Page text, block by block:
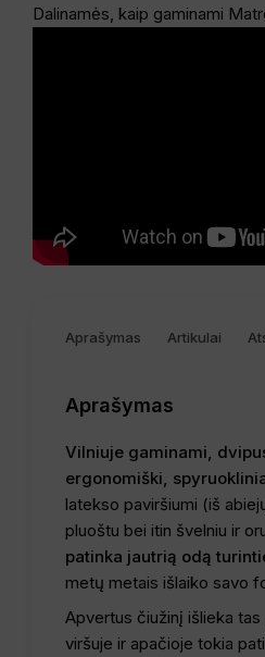
Dalinamės, kaip gaminami
Aprašymas Artikulai
Aprašymas
Vilniuje gaminami,
ergonomiški,
latekso paviršiumi (iš
pluoštu bei itin švelniu ir
patinka jautrią odą
metų metais išlaiko savo
Apvertus čiužinį išlieka
viršuje ir apačioje tokia